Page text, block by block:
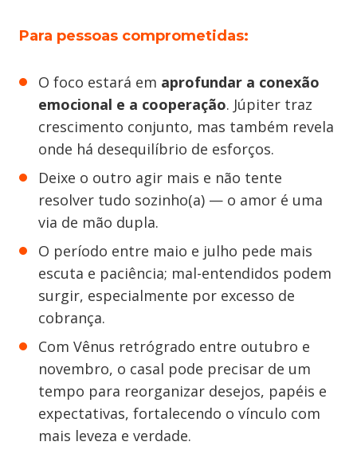
Para pessoas comprometidas:
O foco estará em aprofundar a conexão
emocional e a cooperação. Júpiter traz
crescimento conjunto, mas também revela
onde há desequilíbrio de esforços.
Deixe o outro agir mais e não tente
resolver tudo sozinho(a) — o amor é uma
via de mão dupla.
O período entre maio e julho pede mais
escuta e paciência; mal-entendidos podem
surgir, especialmente por excesso de
cobrança.
Com Vênus retrógrado entre outubro e
novembro, o casal pode precisar de um
tempo para reorganizar desejos, papéis e
expectativas, fortalecendo o vínculo com
mais leveza e verdade.